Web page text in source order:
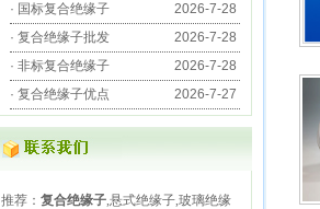
· 国标复合绝缘子
2026-7-28
· 复合绝缘子批发
2026-7-28
· 非标复合绝缘子
2026-7-28
· 复合绝缘子优点 2026-7-27
推荐： 复合绝缘子,悬式绝缘子,玻璃绝缘